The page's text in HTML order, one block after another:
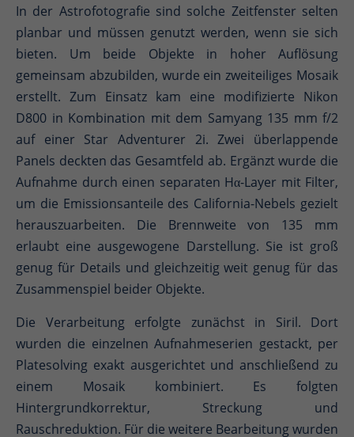
In der Astrofotografie sind solche Zeitfenster selten
planbar und müssen genutzt werden, wenn sie sich
bieten. Um beide Objekte in hoher Auflösung
gemeinsam abzubilden, wurde ein zweiteiliges Mosaik
erstellt. Zum Einsatz kam eine modifizierte Nikon
D800 in Kombination mit dem Samyang 135 mm f/2
auf einer Star Adventurer 2i. Zwei überlappende
Panels deckten das Gesamtfeld ab. Ergänzt wurde die
Aufnahme durch einen separaten Hα-Layer mit Filter,
um die Emissionsanteile des California-Nebels gezielt
herauszuarbeiten. Die Brennweite von 135 mm
erlaubt eine ausgewogene Darstellung. Sie ist groß
genug für Details und gleichzeitig weit genug für das
Zusammenspiel beider Objekte.
Die Verarbeitung erfolgte zunächst in Siril. Dort
wurden die einzelnen Aufnahmeserien gestackt, per
Platesolving exakt ausgerichtet und anschließend zu
einem Mosaik kombiniert. Es folgten
Hintergrundkorrektur, Streckung und
Rauschreduktion. Für die weitere Bearbeitung wurden